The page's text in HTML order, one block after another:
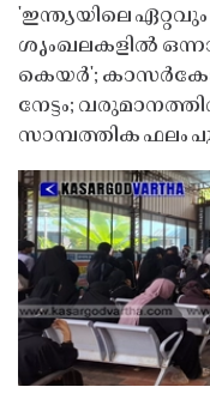
'ഇന്ത്യയിലെ
ശൃംഖലകളിൽ
കെയർ';
നേട്ടം;
സാമ്പത്തിക ഫലം